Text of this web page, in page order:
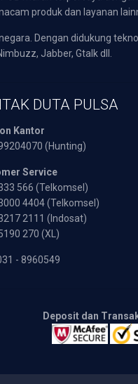
produk dan layanan
Dengan didukung
Jabber, Gtalk dll.
DUTA PULSA
Kantor
(Hunting)
Service
566 (Telkomsel)
4404 (Telkomsel)
2111 (Indosat)
270 (XL)
- 8960549
Deposit dan